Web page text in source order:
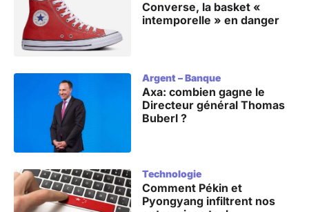
Converse, la basket «
intemporelle » en danger
Argent–Banque
Axa: combien gagne le
Directeur général Thomas
Buberl ?
Technologie
Comment Pékin et
Pyongyang infiltrent nos